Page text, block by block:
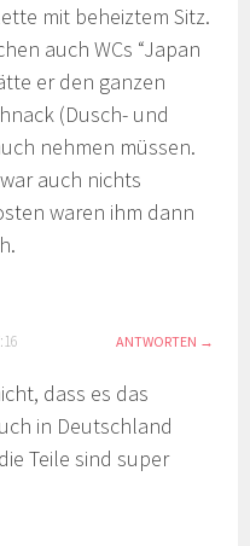
mit beheiztem Sitz.
auch WCs “Japan
er den ganzen
(Dusch- und
nehmen müssen.
auch nichts
waren ihm dann
ANTWORTEN
dass es das
in Deutschland
Teile sind super